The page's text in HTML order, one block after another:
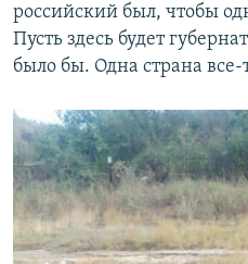
российский был, чтобы
Пусть здесь будет
было бы. Одна страна